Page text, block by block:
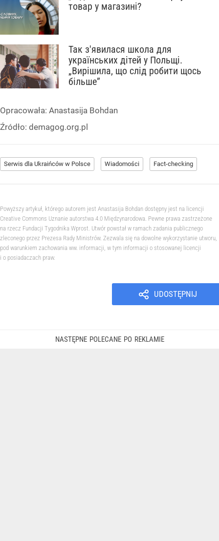
товар у магазині?
Так з'явилася школа для
українських дітей у Польщі.
„Вирішила, що слід робити щось
більше”
Opracowała: Anastasija Bohdan
Źródło: demagog.org.pl
Serwis dla Ukraińców w Polsce Wiadomości Fact-checking
Powyższy artykuł, którego autorem jest Anastasija Bohdan dostępny jest na licencji
Creative Commons Uznanie autorstwa 4.0 Międzynarodowa. Pewne prawa zastrzeżone
na rzecz Fundacji Tygodnika Wprost. Utwór powstał w ramach zadania publicznego
zleconego przez Prezesa Rady Ministrów. Zezwala się na dowolne wykorzystanie utworu,
pod warunkiem zachowania ww. informacji, w tym informacji o stosowanej licencji
i o posiadaczach praw.
UDOSTĘPNIJ